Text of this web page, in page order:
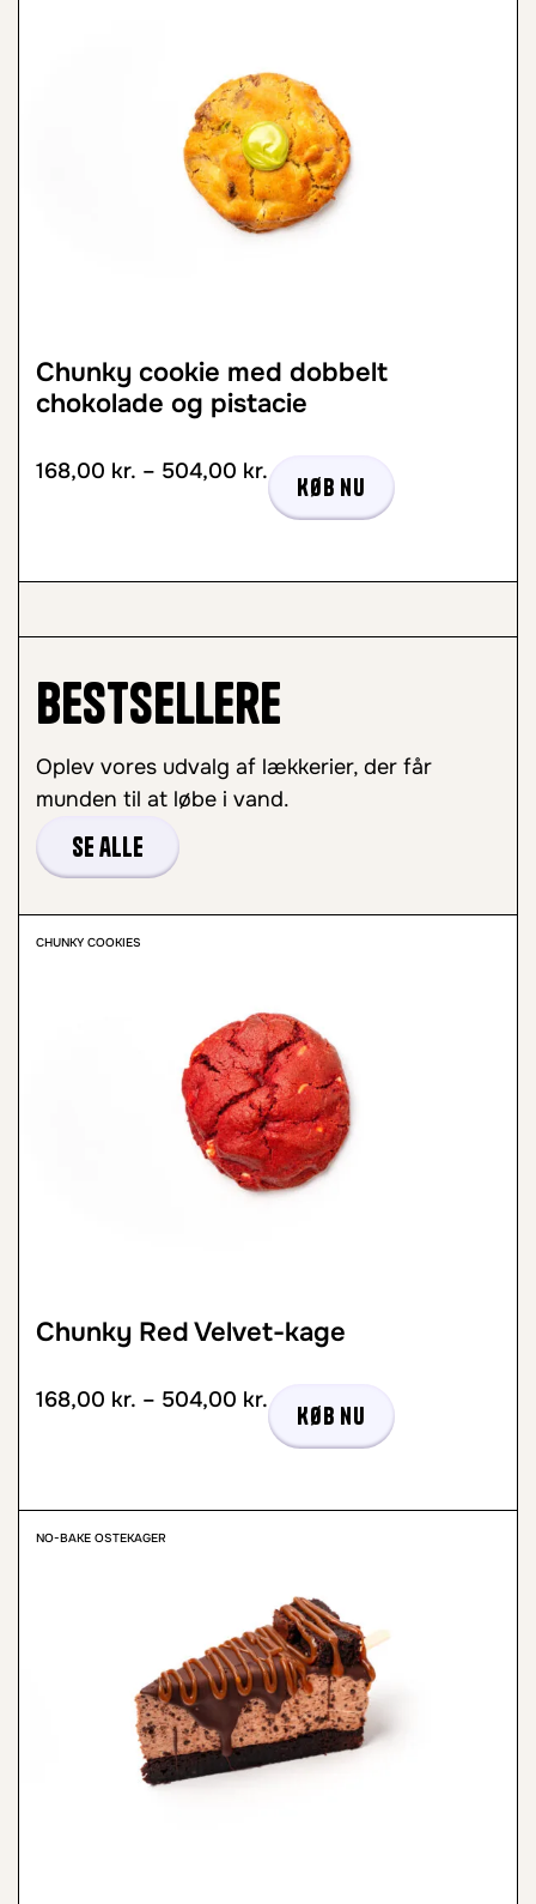
Chunky cookie med dobbelt
chokolade og pistacie
168,00 kr. – 504,00 kr.
Køb nu
Bestsellere
Oplev vores udvalg af lækkerier, der får
munden til at løbe i vand.
Se alle
CHUNKY COOKIES
Chunky Red Velvet-kage
168,00 kr. – 504,00 kr.
Køb nu
NO-BAKE OSTEKAGER